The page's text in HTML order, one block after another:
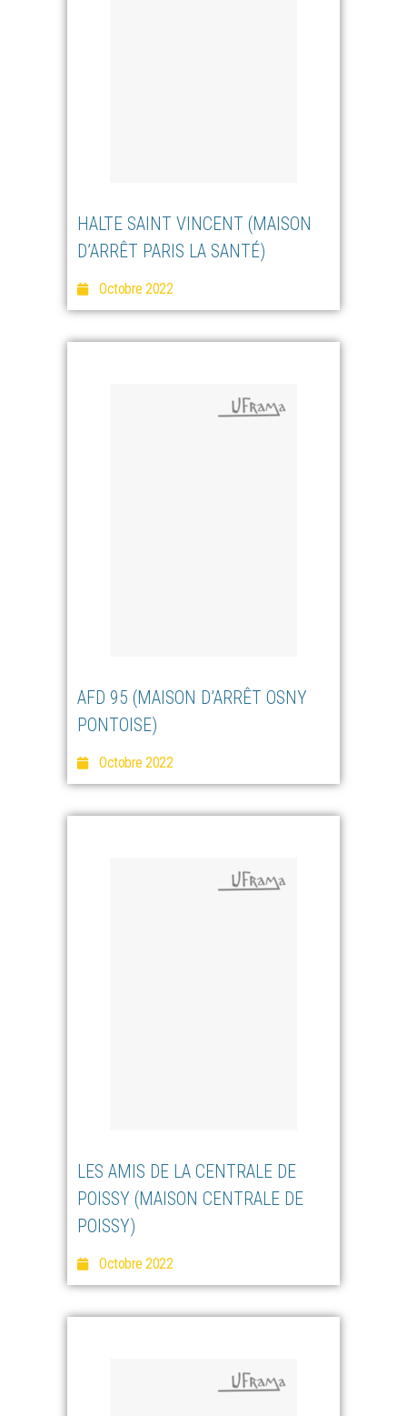
HALTE SAINT VINCENT (MAISON
D’ARRÊT PARIS LA SANTÉ)
Octobre 2022
AFD 95 (MAISON D’ARRÊT OSNY
PONTOISE)
Octobre 2022
LES AMIS DE LA CENTRALE DE
POISSY (MAISON CENTRALE DE
POISSY)
Octobre 2022